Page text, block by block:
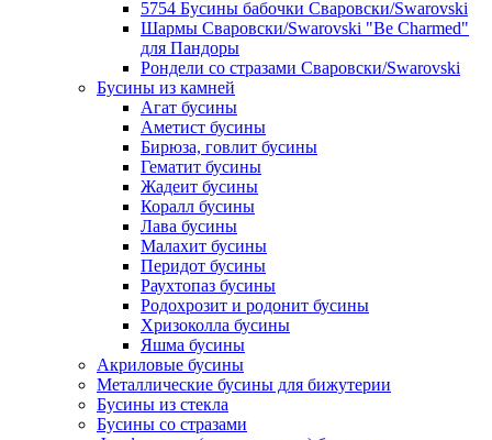
5754 Бусины бабочки Сваровски/Swarovski
Шармы Сваровски/Swarovski "Be Charmed"
для Пандоры
Рондели со стразами Сваровски/Swarovski
Бусины из камней
Агат бусины
Аметист бусины
Бирюза, говлит бусины
Гематит бусины
Жадеит бусины
Коралл бусины
Лава бусины
Малахит бусины
Перидот бусины
Раухтопаз бусины
Родохрозит и родонит бусины
Хризоколла бусины
Яшма бусины
Акриловые бусины
Металлические бусины для бижутерии
Бусины из стекла
Бусины со стразами